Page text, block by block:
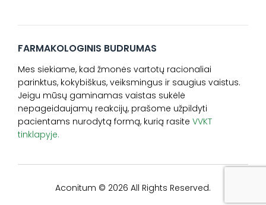
FARMAKOLOGINIS BUDRUMAS
Mes siekiame, kad žmonės vartotų racionaliai
parinktus, kokybiškus, veiksmingus ir saugius vaistus.
Jeigu mūsų gaminamas vaistas sukėlė
nepageidaujamų reakcijų, prašome užpildyti
pacientams nurodytą formą, kurią rasite VVKT
tinklapyje.
Aconitum © 2026 All Rights Reserved.